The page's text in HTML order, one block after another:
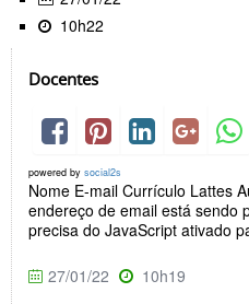
10h22
Docentes
powered by social2s
Nome E-mail Currículo Lattes
endereço de email está sendo
precisa do JavaScript ativado
27/01/22 10h19